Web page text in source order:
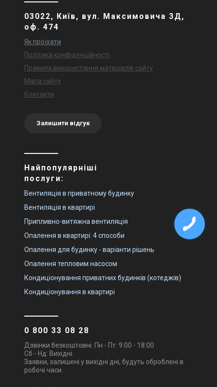
03022, Київ, вул. Максимовича 3Д,
оф. 474
Як проїхати
Політика конфіденційності
Правила використання матеріалів сайту
Мапа сайту
Контакти
Залишити відгук
Найпопулярніші
послуги:
Вентиляція в приватному будинку
Вентиляція в квартирі
Припливно-витяжна вентиляція
Опалення в квартирі: 4 способи
Опалення для будинку - варіанти рішень
Опалення тепловим насосом
Кондиціонування приватних будинків (котеджів)
Кондиціонування в квартирі
0 800 33 08 28
Дзвінки безкоштовні. Пн - Пт: 9:00 - 18:00
Сб - Нд: Вихідні.
Заявки, залишені у вихідні дні, будуть оброблені в
робочі часи.